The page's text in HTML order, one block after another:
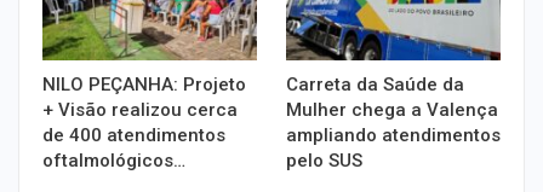
NILO PEÇANHA: Projeto
+ Visão realizou cerca
de 400 atendimentos
oftalmológicos…
Carreta da Saúde da
Mulher chega a Valença
ampliando atendimentos
pelo SUS